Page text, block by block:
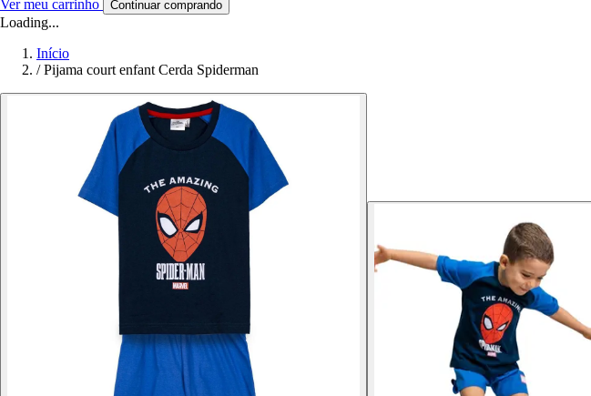
Ver meu carrinho Continuar comprando
Loading...
Início
/ Pijama court enfant Cerda Spiderman